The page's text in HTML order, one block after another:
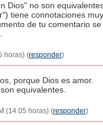
Dios" no son
tiene connotaciones muy
de tu comentario se
horas) (responder)
porque Dios es amor.
equivalentes.
(14:05 horas) (responder)